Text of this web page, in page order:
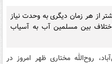
از هر زمان دیگری به وحدت نیاز
بین مسلمین آب به آسیاب
روح‌الله مختاری ظهر امروز در